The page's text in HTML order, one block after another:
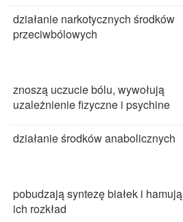
działanie narkotycznych środków
przeciwbólowych
znoszą uczucie bólu, wywołują
uzależnienie fizyczne i psychine
działanie środków anabolicznych
pobudzają syntezę białek i hamują
ich rozkład